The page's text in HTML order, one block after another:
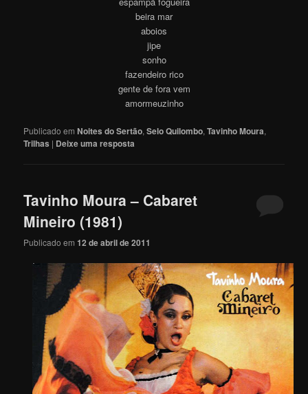
beira mar
aboios
jipe
sonho
fazendeiro rico
gente de fora vem
amormeuzinho
Publicado em Noites do Sertão,Selo Quilombo,Tavinho Moura,
Trilhas | Deixe uma resposta
Tavinho Moura – Cabaret
Mineiro (1981)
Publicado em12 de abril de 2011